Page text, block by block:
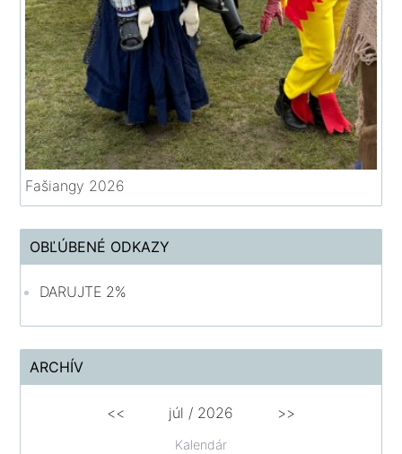
Fašiangy 2026
OBĽÚBENÉ ODKAZY
DARUJTE 2%
ARCHÍV
Kalendár
<< júl / 2026 >>